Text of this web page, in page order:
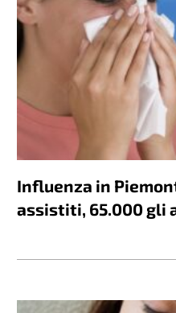
Influenza in
assistiti, 65.000 gli